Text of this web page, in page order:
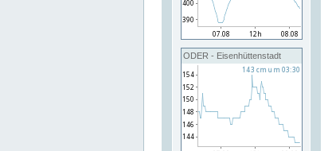
ODER - Eisenhüttenstadt